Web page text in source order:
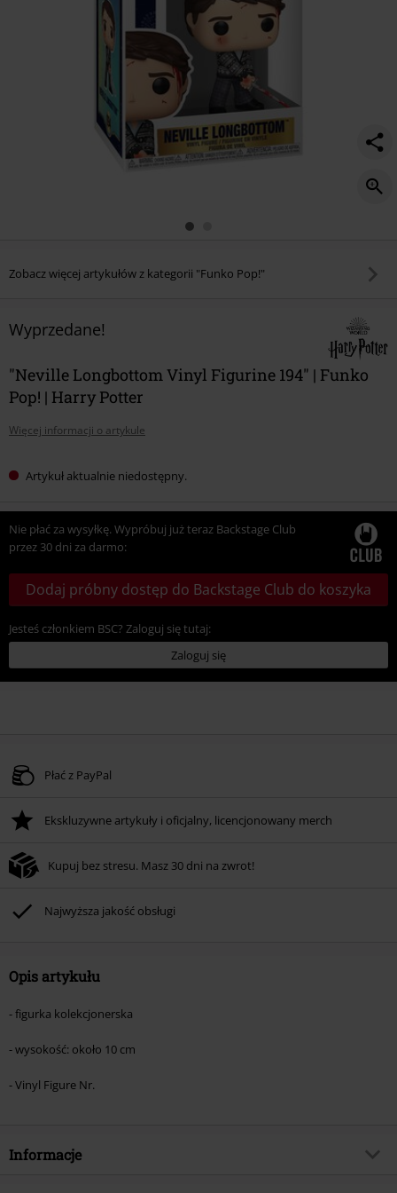
Zobacz więcej artykułów z kategorii "Funko Pop!"
Wyprzedane!
"Neville Longbottom Vinyl Figurine 194" | Funko
Pop! | Harry Potter
Więcej informacji o artykule
Artykuł aktualnie niedostępny.
Nie płać za wysyłkę. Wypróbuj już teraz Backstage Club
przez 30 dni za darmo:
Dodaj próbny dostęp do Backstage Club do koszyka
Jesteś członkiem BSC? Zaloguj się tutaj:
Zaloguj się
Płać z PayPal
Ekskluzywne artykuły i oficjalny, licencjonowany merch
Kupuj bez stresu. Masz 30 dni na zwrot!
Najwyższa jakość obsługi
Opis artykułu
- figurka kolekcjonerska
- wysokość: około 10 cm
- Vinyl Figure Nr.
Informacje